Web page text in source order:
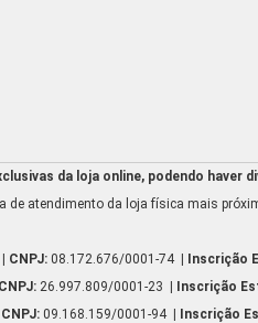
da loja online, podendo haver
de atendimento da loja física mais
| CNPJ: 08.172.676/0001-74 | Inscrição
26.997.809/0001-23 | Inscrição
| CNPJ: 09.168.159/0001-94 | Inscrição